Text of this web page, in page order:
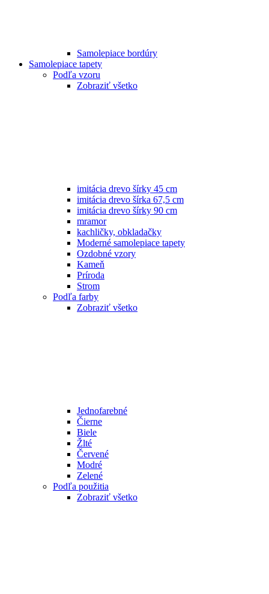
Samolepiace bordúry
Samolepiace tapety
Podľa vzoru
Zobraziť všetko
imitácia drevo šírky 45 cm
imitácia drevo šírka 67,5 cm
imitácia drevo šírky 90 cm
mramor
kachličky, obkladačky
Moderné samolepiace tapety
Ozdobné vzory
Kameň
Príroda
Strom
Podľa farby
Zobraziť všetko
Jednofarebné
Čierne
Biele
Žlté
Červené
Modré
Zelené
Podľa použitia
Zobraziť všetko